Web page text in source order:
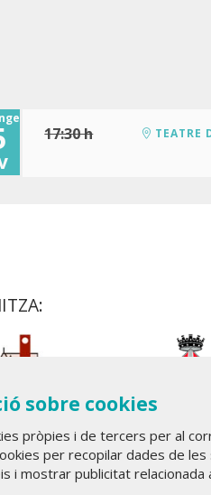
17:30 h TEATRE
sobre cookies
pròpies i de tercers per al
per recopilar dades de
i mostrar publicitat